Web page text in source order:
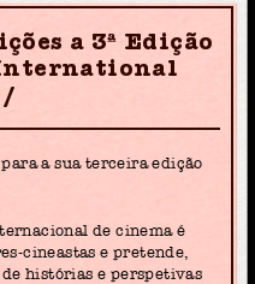
a 3ª Edição
International
a sua terceira edição
de cinema é
cineastas e pretende,
histórias e perspetivas